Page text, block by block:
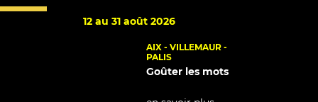
12 au 31 août 2026
AIX - VILLEMAUR -
PALIS
Goûter les mots